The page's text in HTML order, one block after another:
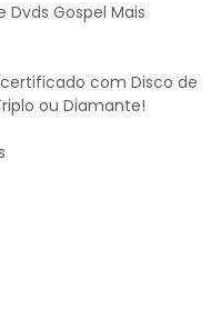
Dvds Gospel Mais
com Disco de
ou Diamante!